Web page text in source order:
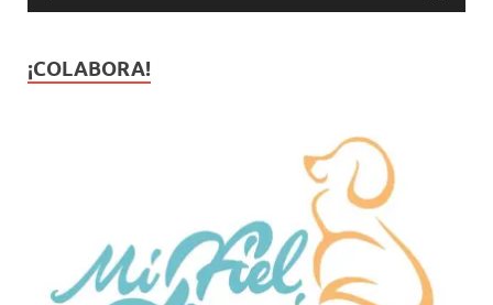
¡COLABORA!